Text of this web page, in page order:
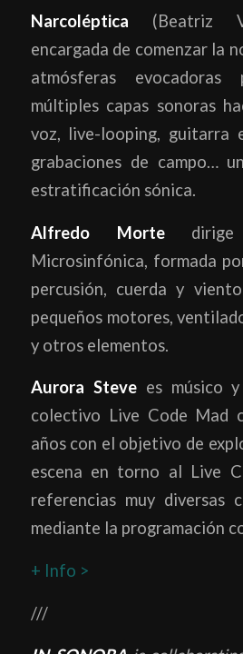
Narcoléptica (Beatriz
encargada de comenzar la
atmósferas
múltiples capas sonoras
voz, live-looping, guitarra
grabaciones de campo…
estratificación sónica.
Alfredo Mortedirige
Microsinfónica, formada
percusión, cuerda y
pequeños motores,
y otros elementos.
Aurora Stevees músico
colectivo Live Code Mad
años con el objetivo de
escena en torno al Live
referencias muy diversas
mediante la programación
+ Info >
///